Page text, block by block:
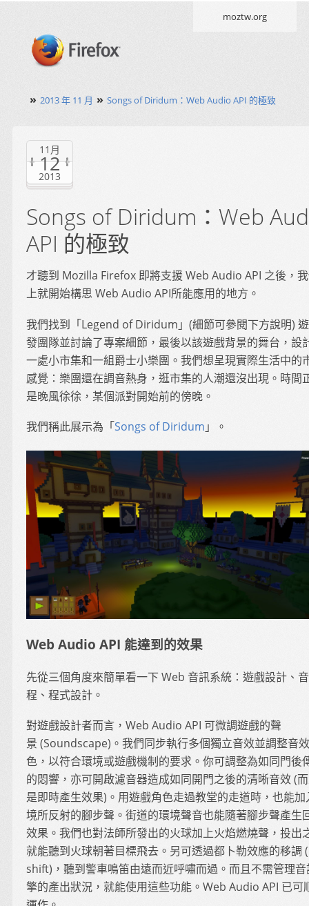
moztw.org
» 2013 年 11 月 » Songs of Diridum：Web Audio API 的極致
11月
12
2013
Songs of Diridum：Web
API 的極致
才聽到 Mozilla Firefox 即將支援 Web Audio API 之後，
上就開始構思 Web Audio API所能應用的地方。
我們找到「Legend of Diridum」(細節可參閱下方說明)
發團隊並討論了專案細節，最後以該遊戲背景的舞台，設
一處小市集和一組爵士小樂團。我們想呈現實際生活中的
感覺：樂團還在調音熱身，逛市集的人潮還沒出現。時間
是晚風徐徐，某個派對開始前的傍晚。
我們稱此展示為「Songs of Diridum 」。
Web Audio API 能達到的效果
先從三個角度來簡單看一下 Web 音訊系統：遊戲設計、
程、程式設計。
對遊戲設計者而言，Web Audio API 可微調遊戲的聲
景 (Soundscape)。我們同步執行多個獨立音效並調整音
色，以符合環境或遊戲機制的要求。你可調整為如同門後
的悶響，亦可開啟濾音器造成如同開門之後的清晰音效 (
是即時產生效果)。用遊戲角色走過教堂的走道時，也能加
境所反射的腳步聲。街道的環境聲音也能隨著腳步聲產生
效果。我們也對法師所發出的火球加上火焰燃燒聲，投出
就能聽到火球朝著目標飛去。另可透過都卜勒效應的移調
shift)，聽到警車鳴笛由遠而近呼嘯而過。而且不需管理音
擎的產出狀況，就能使用這些功能。Web Audio API 已可